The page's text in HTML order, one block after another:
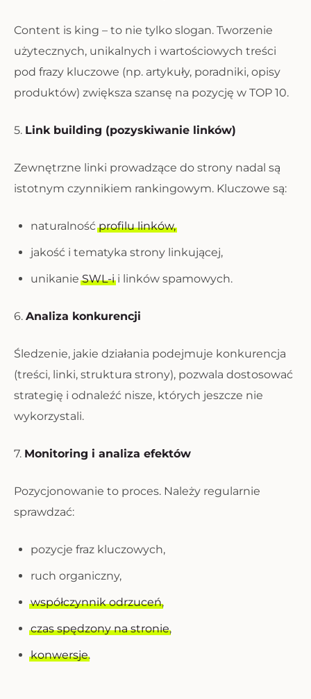
Content is king – to nie tylko slogan. Tworzenie
użytecznych, unikalnych i wartościowych treści
pod frazy kluczowe (np. artykuły, poradniki, opisy
produktów) zwiększa szansę na pozycję w TOP 10.
5. Link building (pozyskiwanie linków)
Zewnętrzne linki prowadzące do strony nadal są
istotnym czynnikiem rankingowym. Kluczowe są:
naturalnośćprofilu linków,
jakość i tematyka strony linkującej,
unikanieSWL-ii linków spamowych.
6. Analiza konkurencji
Śledzenie, jakie działania podejmuje konkurencja
(treści, linki, struktura strony), pozwala dostosować
strategię i odnaleźć nisze, których jeszcze nie
wykorzystali.
7. Monitoring i analiza efektów
Pozycjonowanie to proces. Należy regularnie
sprawdzać:
pozycje fraz kluczowych,
ruch organiczny,
współczynnik odrzuceń,
czas spędzony na stronie,
konwersje.